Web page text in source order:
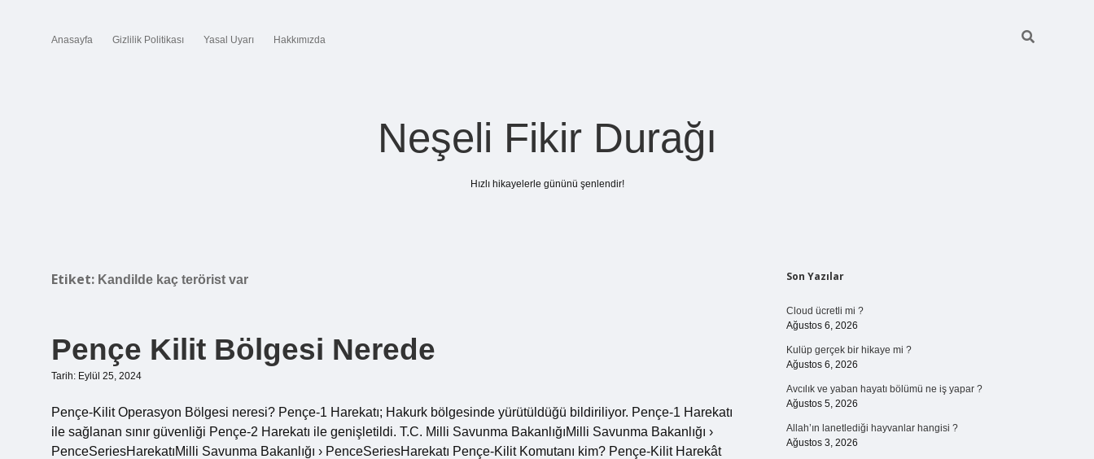
Anasayfa Gizlilik Politikası Yasal Uyarı Hakkımızda
Neşeli Fikir Durağı
Hızlı hikayelerle gününü şenlendir!
Etiket: Kandilde kaç terörist var
Pençe Kilit Bölgesi Nerede
Tarih: Eylül 25, 2024
Pençe-Kilit Operasyon Bölgesi neresi? Pençe-1 Harekatı; Hakurk bölgesinde yürütüldüğü bildiriliyor. Pençe-1 Harekatı
ile sağlanan sınır güvenliği Pençe-2 Harekatı ile genişletildi. T.C. Milli Savunma BakanlığıMilli Savunma Bakanlığı ›
PenceSeriesHarekatıMilli Savunma Bakanlığı › PenceSeriesHarekatı Pençe-Kilit Komutanı kim? Pençe-Kilit Harekât
Sidebar
Son Yazılar
Cloud ücretli mi ?
Ağustos 6, 2026
Kulüp gerçek bir hikaye mi ?
Ağustos 6, 2026
Avcılık ve yaban hayatı bölümü ne iş yapar ?
Ağustos 5, 2026
Allah’ın lanetlediği hayvanlar hangisi ?
Ağustos 3, 2026